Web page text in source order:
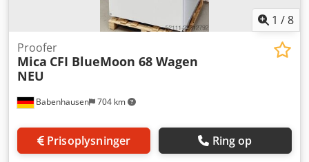
1 /8
Babenhausen 704 km
Proofer
Mica CFI BlueMoon 68 Wagen
NEU
Prisoplysninger Ring op